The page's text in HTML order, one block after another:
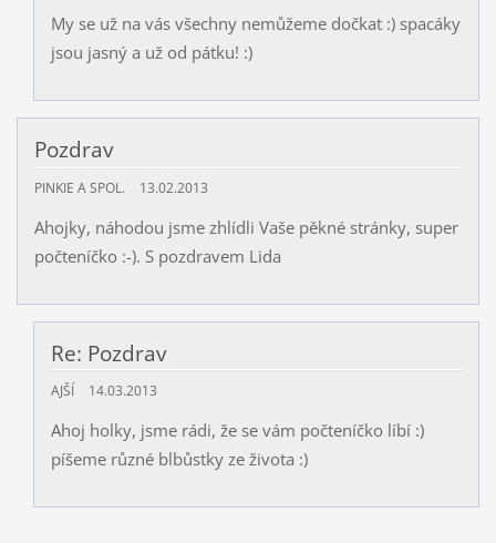
My se už na vás všechny nemůžeme dočkat :) spacáky
jsou jasný a už od pátku! :)
Pozdrav
PINKIE A SPOL. 13.02.2013
Ahojky, náhodou jsme zhlídli Vaše pěkné stránky, super
počteníčko :-). S pozdravem Lida
Re: Pozdrav
AJŠÍ 14.03.2013
Ahoj holky, jsme rádi, že se vám počteníčko líbí :)
píšeme různé blbůstky ze života :)